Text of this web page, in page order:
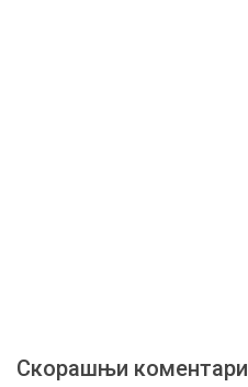
Скорашњи коментари